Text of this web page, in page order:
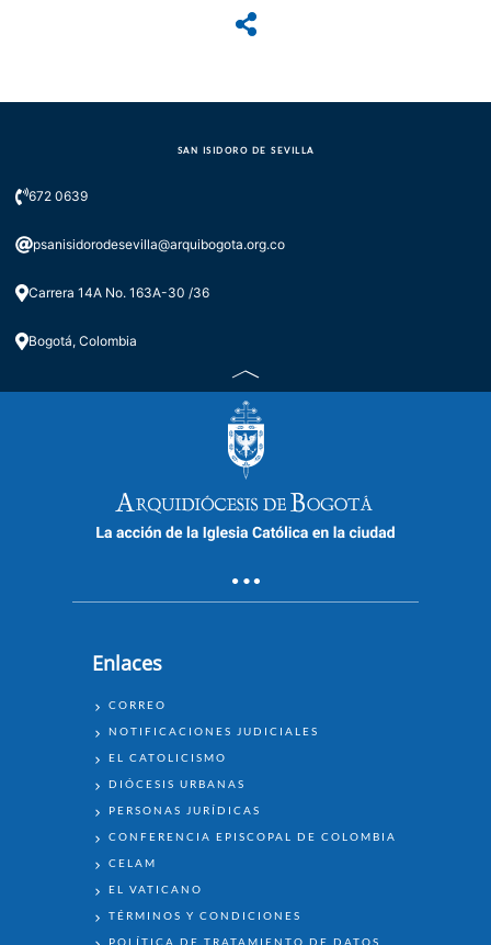
SAN ISIDORO DE SEVILLA
672 0639
psanisidorodesevilla@arquibogota.org.co
Carrera 14A No. 163A-30 /36
Bogotá, Colombia
Enlaces
ENLACES
CORREO
NOTIFICACIONES JUDICIALES
EL CATOLICISMO
DIÓCESIS URBANAS
PERSONAS JURÍDICAS
CONFERENCIA EPISCOPAL DE COLOMBIA
CELAM
EL VATICANO
TÉRMINOS Y CONDICIONES
POLÍTICA DE TRATAMIENTO DE DATOS